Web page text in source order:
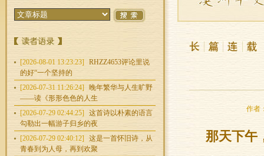
[2026-08-01 13:23:23]
RHZZ4653评论里说
的好“一个坚持的
[2026-07-31 11:26:24]
晚年繁华与人生旷野
——读《形形色色的人生
[2026-07-29 02:44:25]
这首诗以朴素的语言
勾勒出一幅游子归乡的夜
[2026-07-29 02:40:12]
这是一首怀旧诗，从
青春到为人母，再到欢聚
作者
那天下午